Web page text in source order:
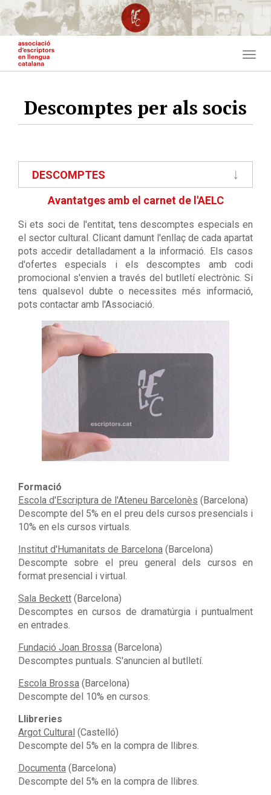
Vés
al
contingut
Descomptes per als socis
lateral
nivells
inferiors
DESCOMPTES
Avantatges amb el carnet de l'AELC
Si ets soci de l'entitat, tens descomptes especials en
el sector cultural. Clicant damunt l'enllaç de cada apartat
pots accedir detalladament a la informació. Els casos
d'ofertes especials i els descomptes amb codi
promocional s'envien a través del butlletí electrònic. Si
tens qualsevol dubte o necessites més informació,
pots contactar amb l'Associació.
Formació
Escola d'Escriptura de l'Ateneu Barcelonès (Barcelona)
Descompte del 5% en el preu dels cursos presencials i
10% en els cursos virtuals.
Institut d'Humanitats de Barcelona (Barcelona)
Descompte sobre el preu general dels cursos en
format presencial i virtual.
Sala Beckett (Barcelona)
Descomptes en cursos de dramatúrgia i puntualment
en entrades.
Fundació Joan Brossa (Barcelona)
Descomptes puntuals. S'anuncien al butlletí.
Escola Brossa (Barcelona)
Descompte del 10% en cursos.
Llibreries
Argot Cultural (Castelló)
Descompte del 5% en la compra de llibres.
Documenta (Barcelona)
Descompte del 5% en la compra de llibres.